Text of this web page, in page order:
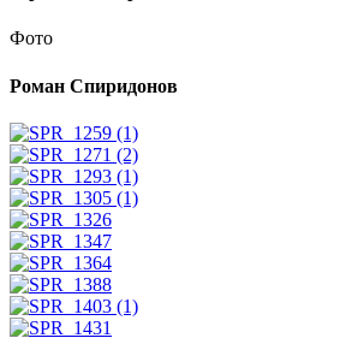
Фото
Роман Спиридонов